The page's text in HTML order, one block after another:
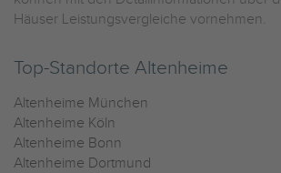
Häuser Leistungsvergleiche vornehmen.
Top-Standorte Altenheime
Altenheime München
Altenheime Köln
Altenheime Bonn
Altenheime Dortmund